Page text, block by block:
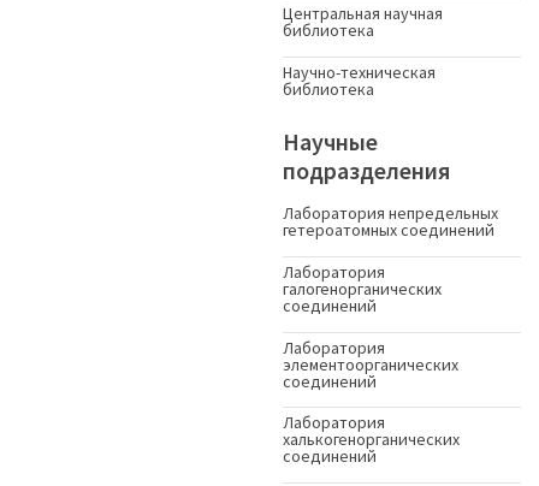
Центральная научная
библиотека
Научно-техническая
библиотека
Научные
подразделения
Лаборатория непредельных
гетероатомных соединений
Лаборатория
галогенорганических
соединений
Лаборатория
элементоорганических
соединений
Лаборатория
халькогенорганических
соединений